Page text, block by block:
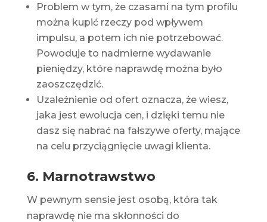
Problem w tym, że czasami na tym profilu
można kupić rzeczy pod wpływem
impulsu, a potem ich nie potrzebować.
Powoduje to nadmierne wydawanie
pieniędzy, które naprawdę można było
zaoszczędzić.
Uzależnienie od ofert oznacza, że ​​wiesz,
jaka jest ewolucja cen, i dzięki temu nie
dasz się nabrać na fałszywe oferty, mające
na celu przyciągnięcie uwagi klienta.
6. Marnotrawstwo
W pewnym sensie jest osobą, która tak
naprawdę nie ma skłonności do